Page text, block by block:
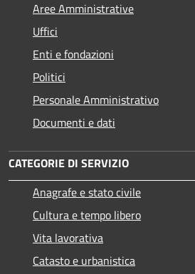
Aree Amministrative
Uffici
Enti e fondazioni
Politici
Personale Amministrativo
Documenti e dati
CATEGORIE DI SERVIZIO
Anagrafe e stato civile
Cultura e tempo libero
Vita lavorativa
Catasto e urbanistica